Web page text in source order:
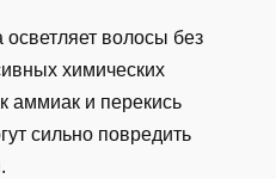
осветляет волосы без
химических
аммиак и перекись
сильно повредить